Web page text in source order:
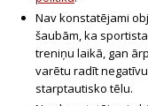
Nav konstatējami
šaubām, ka
treniņu laikā, gan
varētu radīt
starptautisko tēlu.